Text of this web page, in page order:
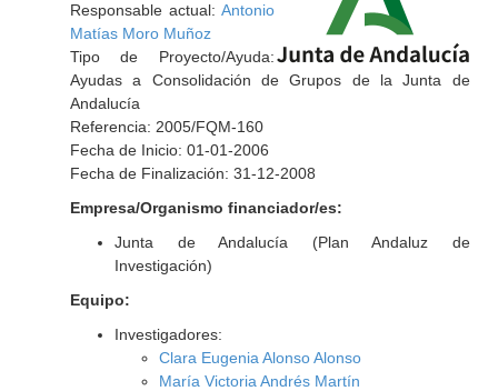
Responsable actual: Antonio
Matías Moro Muñoz
Tipo de Proyecto/Ayuda:
Ayudas a Consolidación de Grupos de la Junta de
Andalucía
Referencia: 2005/FQM-160
Fecha de Inicio: 01-01-2006
Fecha de Finalización: 31-12-2008
Empresa/Organismo financiador/es:
Junta de Andalucía (Plan Andaluz de
Investigación)
Equipo:
Investigadores:
Clara Eugenia Alonso Alonso
María Victoria Andrés Martín